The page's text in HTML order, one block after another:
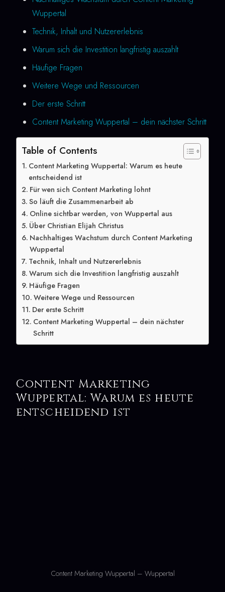
Wuppertal
Technik, Inhalt und Nutzererlebnis
Warum sich die Investition langfristig auszahlt
Häufige Fragen
Weitere Wege und Ressourcen
Der erste Schritt
Content Marketing Wuppertal – dein nächster Schritt
Table of Contents
Content Marketing Wuppertal: Warum es heute
entscheidend ist
Für wen sich Content Marketing lohnt
So läuft die Zusammenarbeit ab
Online sichtbar werden, von Wuppertal aus
Über Christian Elijah Christus
Nachhaltiges Wachstum durch Content Marketing
Wuppertal
Technik, Inhalt und Nutzererlebnis
Warum sich die Investition langfristig auszahlt
Häufige Fragen
Weitere Wege und Ressourcen
Der erste Schritt
Content Marketing Wuppertal – dein nächster
Schritt
Content Marketing
Wuppertal: Warum es heute
entscheidend ist
Content Marketing Wuppertal – Wuppertal